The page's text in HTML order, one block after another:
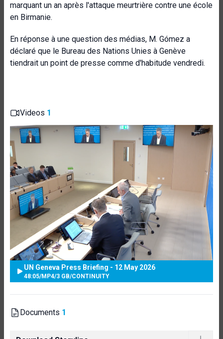
marquant un an après l'attaque meurtrière contre une école
en Birmanie.
En réponse à une question des médias, M. Gómez a
déclaré que le Bureau des Nations Unies à Genève
tiendrait un point de presse comme d'habitude vendredi.
Videos 1
UN Geneva Press Briefing - 12 May 2026
48:05/MP4/3 GB/CONTINUITY
Documents 1